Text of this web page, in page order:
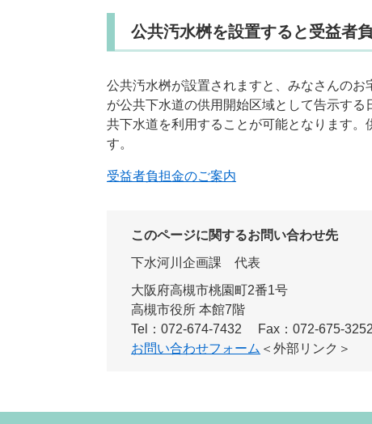
公共汚水桝を設置すると受益者
公共汚水桝が設置されますと、みなさんの
が公共下水道の供用開始区域として告示す
共下水道を利用することが可能となります
す。
受益者負担金のご案内
このページに関するお問い合わせ先
下水河川企画課
代表
大阪府高槻市桃園町2番1号
高槻市役所 本館7階
Tel：072-674-7432
Fax：072-675-3252
お問い合わせフォーム ＜外部リンク＞